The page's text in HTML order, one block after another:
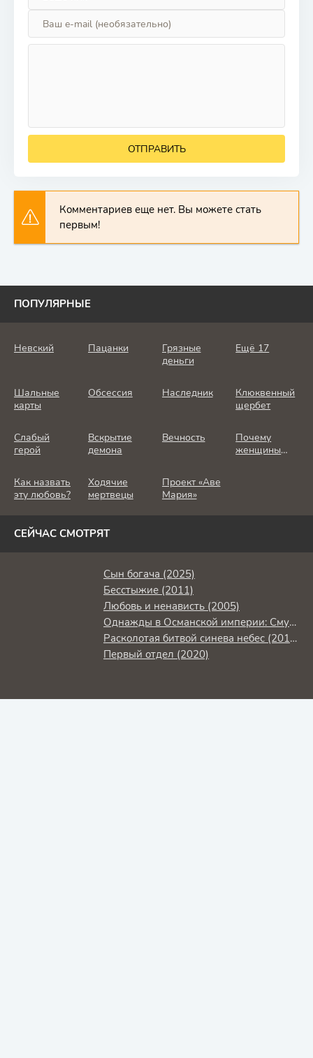
ОТПРАВИТЬ
Комментариев еще нет. Вы можете стать
первым!
ПОПУЛЯРНЫЕ
Невский Пацанки
Грязные
деньги
Ещё 17
Шальные
карты
Обсессия Наследник
Клюквенный
щербет
Слабый
герой
Вскрытие
демона
Вечность
Почему
женщины
Как назвать
эту любовь?
Ходячие
мертвецы
Проект «Аве
Мария»
СЕЙЧАС СМОТРЯТ
Сын богача (2025)
Бесстыжие (2011)
Любовь и ненависть (2005)
Однажды в Османской империи: Смута (2012)
Расколотая битвой синева небес (2018)
Первый отдел (2020)